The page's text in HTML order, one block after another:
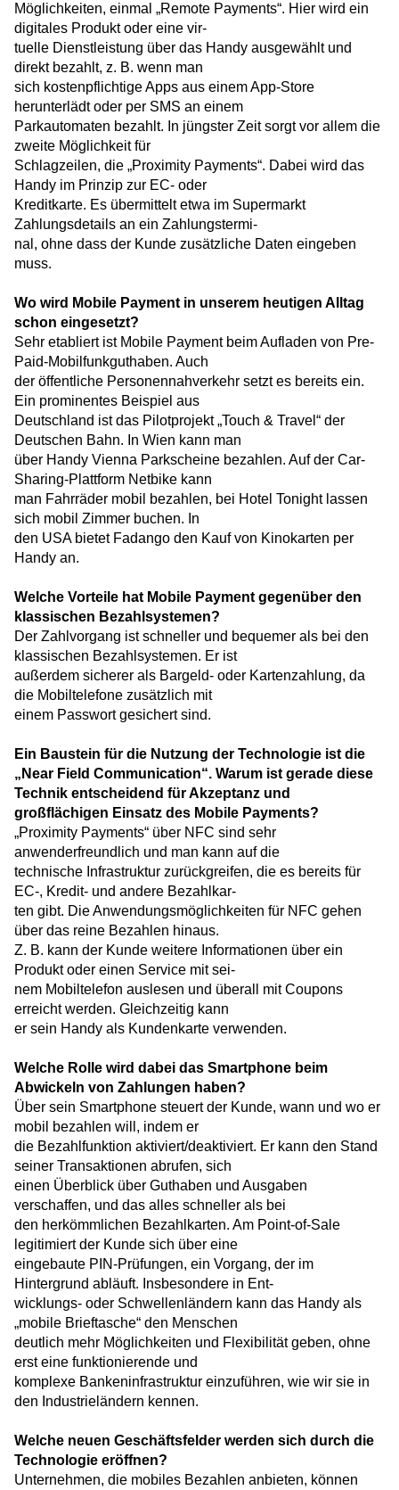
Möglichkeiten, einmal „Remote Payments“. Hier wird ein
digitales Produkt oder eine vir-
tuelle Dienstleistung über das Handy ausgewählt und
direkt bezahlt, z. B. wenn man
sich kostenpflichtige Apps aus einem App-Store
herunterlädt oder per SMS an einem
Parkautomaten bezahlt. In jüngster Zeit sorgt vor allem die
zweite Möglichkeit für
Schlagzeilen, die „Proximity Payments“. Dabei wird das
Handy im Prinzip zur EC- oder
Kreditkarte. Es übermittelt etwa im Supermarkt
Zahlungsdetails an ein Zahlungstermi-
nal, ohne dass der Kunde zusätzliche Daten eingeben
muss.
Wo wird Mobile Payment in unserem heutigen Alltag
schon eingesetzt?
Sehr etabliert ist Mobile Payment beim Aufladen von Pre-
Paid-Mobilfunkguthaben. Auch
der öffentliche Personennahverkehr setzt es bereits ein.
Ein prominentes Beispiel aus
Deutschland ist das Pilotprojekt „Touch & Travel“ der
Deutschen Bahn. In Wien kann man
über Handy Vienna Parkscheine bezahlen. Auf der Car-
Sharing-Plattform Netbike kann
man Fahrräder mobil bezahlen, bei Hotel Tonight lassen
sich mobil Zimmer buchen. In
den USA bietet Fadango den Kauf von Kinokarten per
Handy an.
Welche Vorteile hat Mobile Payment ge­genüber den
klassischen Bezahlsystemen?
Der Zahlvorgang ist schneller und bequemer als bei den
klassischen Bezahlsystemen. Er ist
außerdem sicherer als Bargeld- oder Kartenzahlung, da
die Mobiltelefone zusätzlich mit
einem Passwort gesichert sind.
Ein Baustein für die Nutzung der Technologie ist die
„Near Field Communication“. Warum ist gerade diese
Technik entscheidend für Akzeptanz und
großflächigen Einsatz des Mobile Payments?
„Proximity Payments“ über NFC sind sehr
anwenderfreundlich und man kann auf die
technische Infrastruktur zurückgreifen, die es bereits für
EC-, Kredit- und andere Bezahlkar-
ten gibt. Die Anwendungsmöglichkeiten für NFC gehen
über das reine Bezahlen hinaus.
Z. B. kann der Kunde weitere Informationen über ein
Produkt oder einen Service mit sei-
nem Mobiltelefon auslesen und überall mit Coupons
erreicht werden. Gleichzeitig kann
er sein Handy als Kundenkarte verwenden.
Welche Rolle wird dabei das Smartphone beim
Abwickeln von Zahlungen haben?
Über sein Smartphone steuert der Kunde, wann und wo er
mobil bezahlen will, indem er
die Bezahlfunktion aktiviert/deaktiviert. Er kann den Stand
seiner Transaktionen abrufen, sich
einen Überblick über Guthaben und Ausgaben
verschaffen, und das alles schneller als bei
den herkömmlichen Bezahlkarten. Am Point-of-Sale
legitimiert der Kunde sich über eine
eingebaute PIN-Prüfungen, ein Vorgang, der im
Hintergrund abläuft. Insbesondere in Ent-
wicklungs- oder Schwellenländern kann das Handy als
„mobile Brieftasche“ den Menschen
deutlich mehr Möglichkeiten und Flexibilität geben, ohne
erst eine funktionierende und
komplexe Bankeninfrastruktur einzuführen, wie wir sie in
den Industrieländern kennen.
Welche neuen Geschäftsfelder werden sich durch die
Technologie eröffnen?
Unternehmen, die mobiles Bezahlen anbieten, können